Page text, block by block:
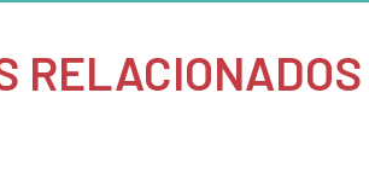
RELACIONADOS